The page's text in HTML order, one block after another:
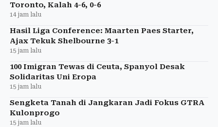
Toronto, Kalah 4-6, 0-6
14 jam lalu
Hasil Liga Conference: Maarten Paes Starter,
Ajax Tekuk Shelbourne 3-1
15 jam lalu
100 Imigran Tewas di Ceuta, Spanyol Desak
Solidaritas Uni Eropa
15 jam lalu
Sengketa Tanah di Jangkaran Jadi Fokus GTRA
Kulonprogo
15 jam lalu